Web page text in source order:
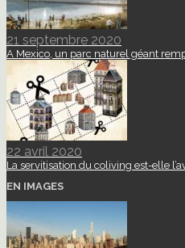
21 septembre 2020
A Mexico, un parc naturel géant
22 avril 2020
La servitisation du coliving est-elle
EN IMAGES